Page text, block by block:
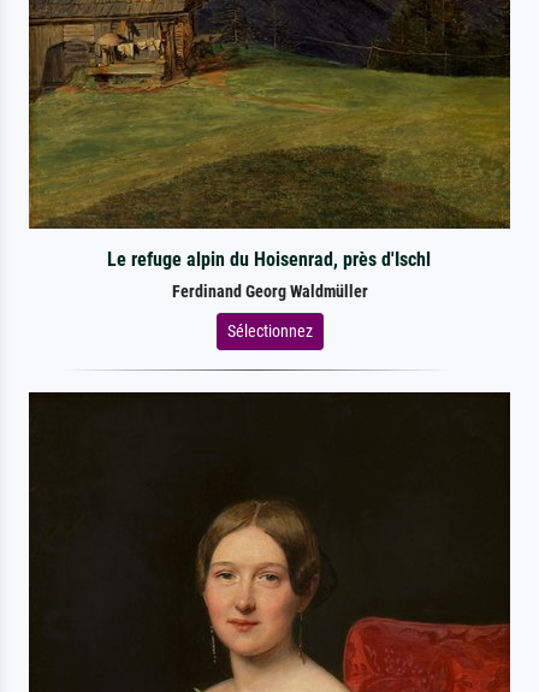
Le refuge alpin du Hoisenrad, près d'Ischl
Ferdinand Georg Waldmüller
Sélectionnez